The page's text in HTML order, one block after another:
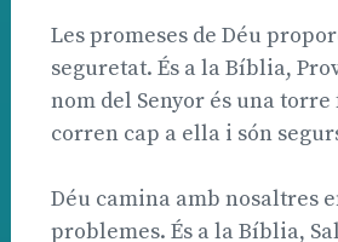
Les promeses de Déu
seguretat. És a la Bíblia,
nom del Senyor és una
corren cap a ella i són
Déu camina amb nosaltres
problemes. És a la Bíblia,